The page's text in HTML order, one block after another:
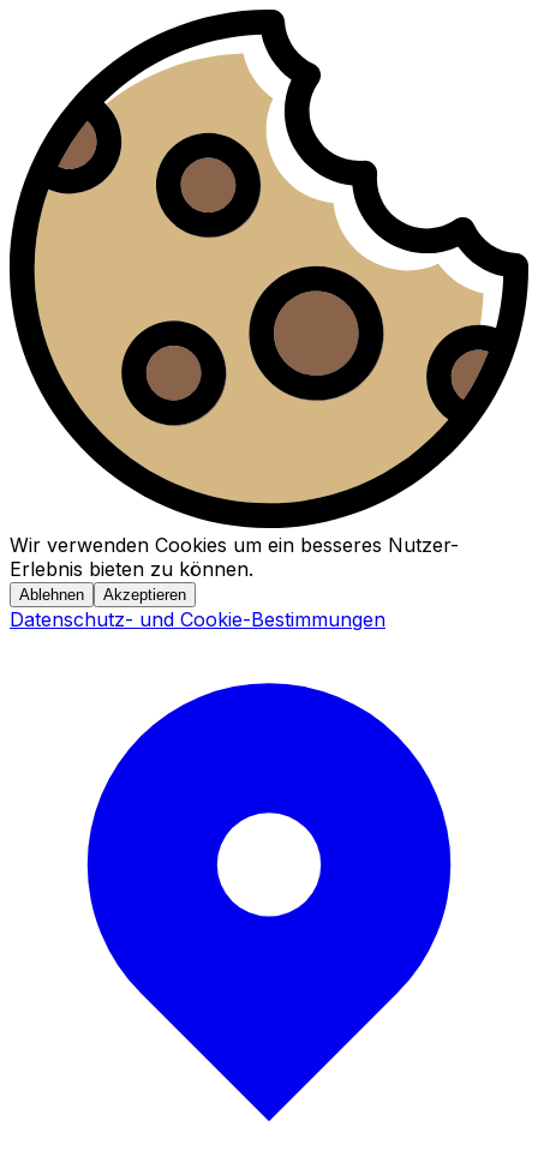
Wir verwenden Cookies um ein besseres Nutzer-
Erlebnis bieten zu können.
Ablehnen Akzeptieren
Datenschutz- und Cookie-Bestimmungen